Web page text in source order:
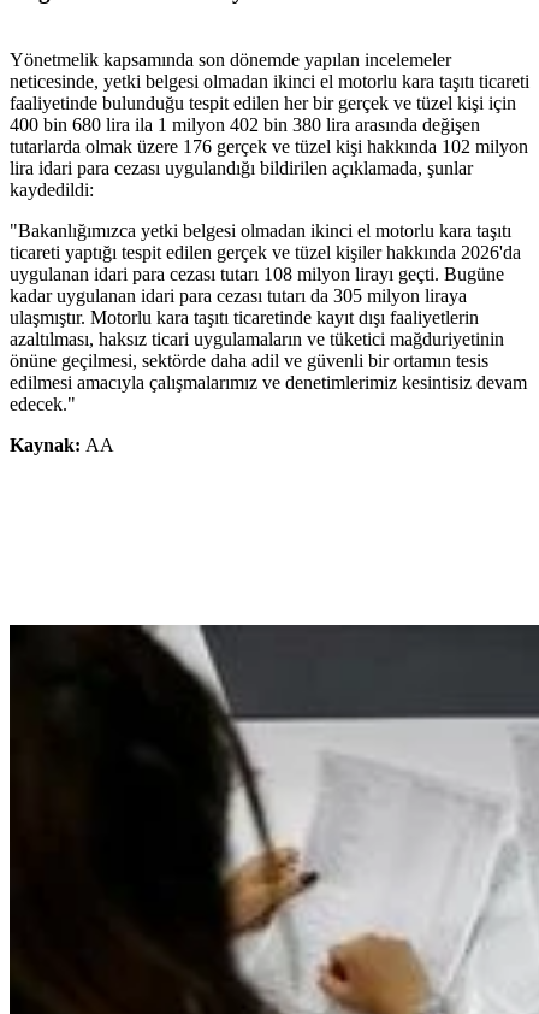
Yönetmelik kapsamında son dönemde yapılan incelemeler
neticesinde, yetki belgesi olmadan ikinci el motorlu kara taşıtı ticareti
faaliyetinde bulunduğu tespit edilen her bir gerçek ve tüzel kişi için
400 bin 680 lira ila 1 milyon 402 bin 380 lira arasında değişen
tutarlarda olmak üzere 176 gerçek ve tüzel kişi hakkında 102 milyon
lira idari para cezası uygulandığı bildirilen açıklamada, şunlar
kaydedildi:
"Bakanlığımızca yetki belgesi olmadan ikinci el motorlu kara taşıtı
ticareti yaptığı tespit edilen gerçek ve tüzel kişiler hakkında 2026'da
uygulanan idari para cezası tutarı 108 milyon lirayı geçti. Bugüne
kadar uygulanan idari para cezası tutarı da 305 milyon liraya
ulaşmıştır. Motorlu kara taşıtı ticaretinde kayıt dışı faaliyetlerin
azaltılması, haksız ticari uygulamaların ve tüketici mağduriyetinin
önüne geçilmesi, sektörde daha adil ve güvenli bir ortamın tesis
edilmesi amacıyla çalışmalarımız ve denetimlerimiz kesintisiz devam
edecek."
Kaynak: AA